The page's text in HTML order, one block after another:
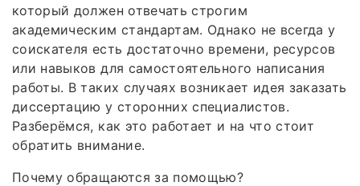
который должен отвечать строгим
академическим стандартам. Однако не всегда у
соискателя есть достаточно времени, ресурсов
или навыков для самостоятельного написания
работы. В таких случаях возникает идея заказать
диссертацию у сторонних специалистов.
Разберёмся, как это работает и на что стоит
обратить внимание.
Почему обращаются за помощью?